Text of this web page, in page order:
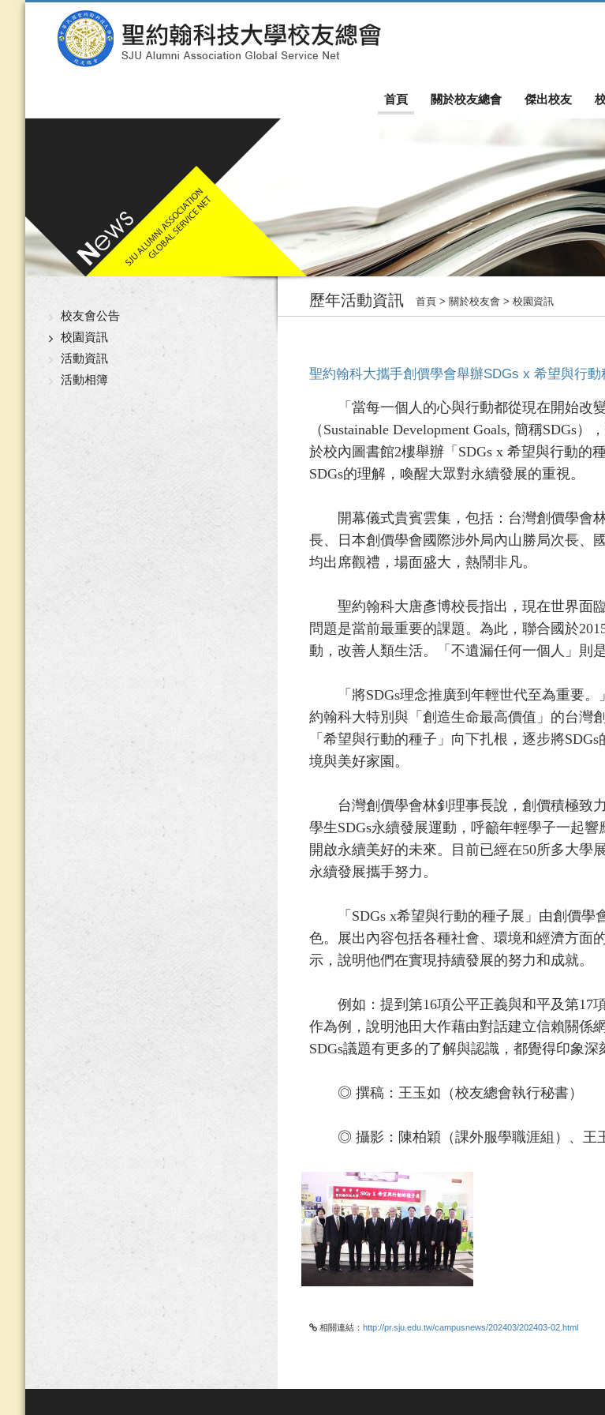
首頁 關於校友總會 傑出校友
校友會公告
校園資訊
活動資訊
活動相簿
歷年活動資訊 首頁 > 關於校友會 > 校園資訊
聖約翰科大攜手創價學會舉辦SDGs x 希望與行
「當每一個人的心與行動都從現在開始改變
（Sustainable Development Goals, 簡稱SDGs
於校內圖書館2樓舉辦「SDGs x 希望與行動的
SDGs的理解，喚醒大眾對永續發展的重視。
開幕儀式貴賓雲集，包括：台灣創價學會林
長、日本創價學會國際涉外局內山勝局次長
均出席觀禮，場面盛大，熱鬧非凡。
聖約翰科大唐彥博校長指出，現在世界面臨
問題是當前最重要的課題。為此，聯合國於
動，改善人類生活。「不遺漏任何一個人」則
「將SDGs理念推廣到年輕世代至為重要。
約翰科大特別與「創造生命最高價值」的台灣
「希望與行動的種子」向下扎根，逐步將
境與美好家園。
台灣創價學會林釗理事長說，創價積極致力
學生SDGs永續發展運動，呼籲年輕學子一起
開啟永續美好的未來。目前已經在50所多大學
永續發展攜手努力。
「SDGs x希望與行動的種子展」由創價學
色。展出內容包括各種社會、環境和經濟方面
示，說明他們在實現持續發展的努力和成就。
例如：提到第16項公平正義與和平及第17
作為例，說明池田大作藉由對話建立信賴關係
SDGs議題有更多的了解與認識，都覺得印象深
◎ 撰稿：王玉如（校友總會執行秘書）
◎ 攝影：陳柏穎（課外服學職涯組）、王
相關連結： http://pr.sju.edu.tw/campusnews/202403/202403-02.html